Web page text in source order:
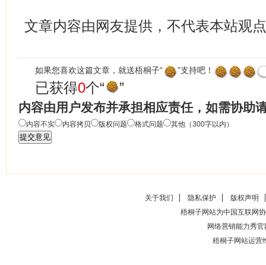
文章内容由网友提供，不代表本站观点
如果您喜欢这篇文章，就送梧桐子“ ”支持吧！
已获得0个“ ”
内容由用户发布并承担相应责任，如需协助
内容不实 内容拷贝 版权问题 格式问题 其他（300字以内）
关于我们 隐私保护
版权声明
梧桐子网站为中国互联网
网络营销能力秀官
梧桐子网站运营